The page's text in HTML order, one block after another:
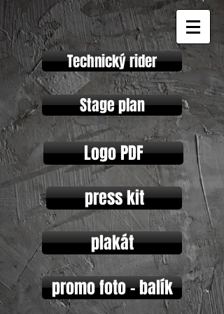
Technický rider
Stage plan
Logo PDF
press kit
plakát
promo foto - balík